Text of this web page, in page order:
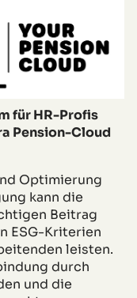
für HR-Profis
Pension-Cloud
Optimierung
kann die
Beitrag
ESG-Kriterien
leisten.
durch
und die